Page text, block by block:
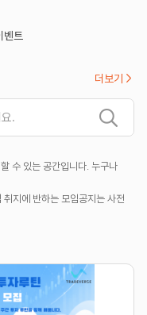
벤트
더보기 
수 있는 공간입니다. 누구나
지에 반하는 모임공지는 사전